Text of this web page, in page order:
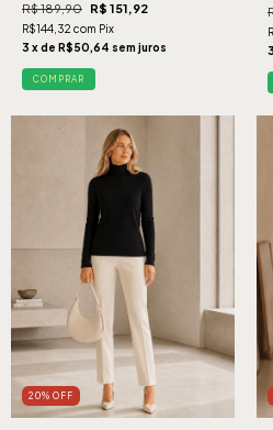
R$ 189,90 R$ 151,92
R$144,32 com Pix
3 x de R$50,64 sem juros
COMPRAR
20% OFF